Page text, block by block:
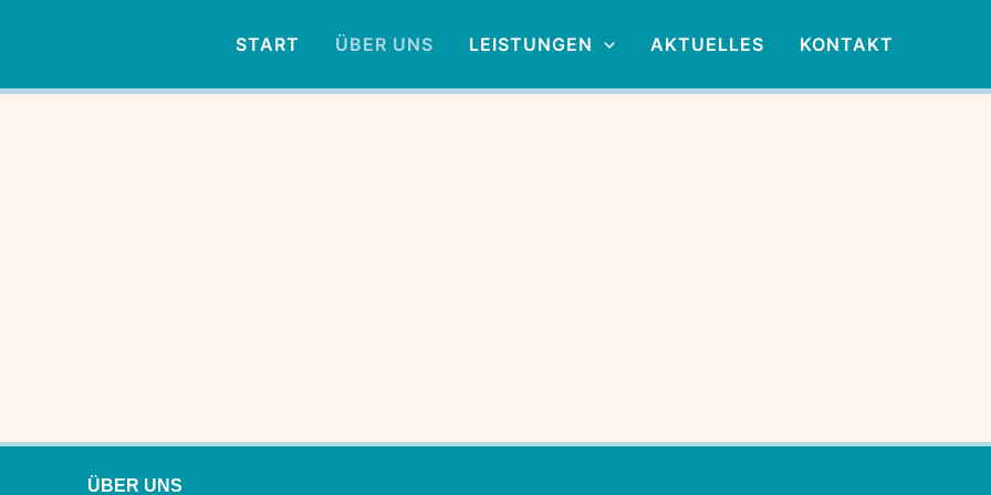
START ÜBER UNS LEISTUNGEN AKTUELLES KONTAKT
ÜBER UNS